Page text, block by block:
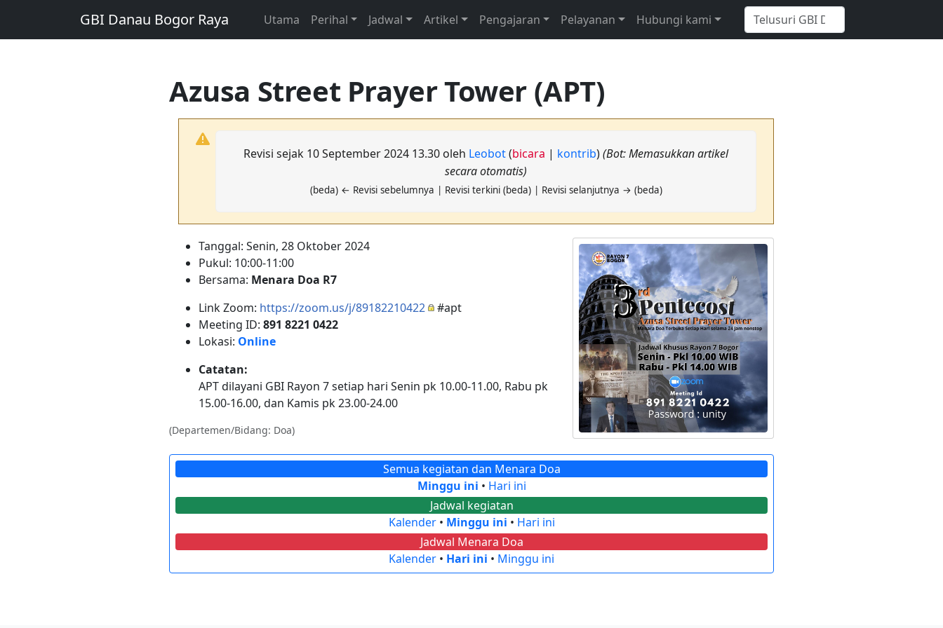
GBI Danau Bogor Raya Utama Perihal Jadwal Artikel Pengajaran Pelayanan Hubungi kami
Azusa Street Prayer Tower (APT)
Revisi sejak 10 September 2024 13.30 oleh Leobot(bicara | kontrib)(Bot: Memasukkan artikel
secara otomatis)
(beda) ← Revisi sebelumnya | Revisi terkini (beda) | Revisi selanjutnya → (beda)
Tanggal: Senin, 28 Oktober 2024
Pukul: 10:00-11:00
Bersama: Menara Doa R7
Link Zoom: https://zoom.us/j/89182210422 #apt
Meeting ID: 891 8221 0422
Lokasi: Online
Catatan:
APT dilayani GBI Rayon 7 setiap hari Senin pk 10.00-11.00, Rabu pk
15.00-16.00, dan Kamis pk 23.00-24.00
(Departemen/Bidang: Doa)
Semua kegiatan dan Menara Doa
Minggu ini • Hari ini
Jadwal kegiatan
Kalender• Minggu ini • Hari ini
Jadwal Menara Doa
Kalender • Hari ini • Minggu ini